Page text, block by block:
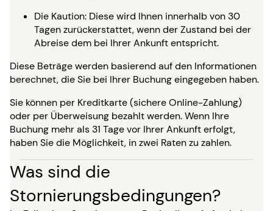
Die Kaution: Diese wird Ihnen innerhalb von 30
Tagen zurückerstattet, wenn der Zustand bei der
Abreise dem bei Ihrer Ankunft entspricht.
Diese Beträge werden basierend auf den Informationen
berechnet, die Sie bei Ihrer Buchung eingegeben haben.
Sie können per Kreditkarte (sichere Online-Zahlung)
oder per Überweisung bezahlt werden. Wenn Ihre
Buchung mehr als 31 Tage vor Ihrer Ankunft erfolgt,
haben Sie die Möglichkeit, in zwei Raten zu zahlen.
Was sind die
Stornierungsbedingungen?